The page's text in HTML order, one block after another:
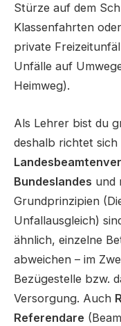
Stürze auf dem
Klassenfahrten
private
Unfälle auf
Heimweg).
Als Lehrer bist du
deshalb richtet
Bundeslandes und
Grundprinzipien
Unfallausgleich)
ähnlich, einzelne
abweichen – im
Bezügestelle bzw.
Versorgung. Auch
Referendare